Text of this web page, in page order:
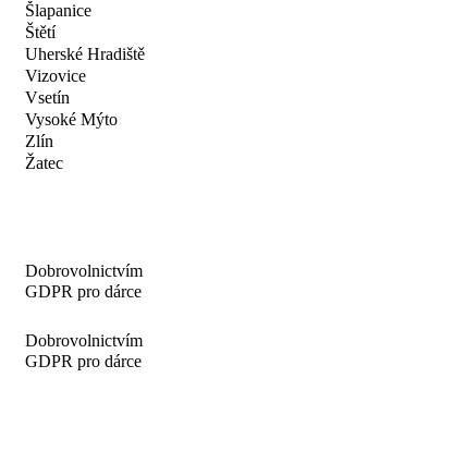
Šlapanice
Štětí
Uherské Hradiště
Vizovice
Vsetín
Vysoké Mýto
Zlín
Žatec
Dobrovolnictvím
GDPR pro dárce
Dobrovolnictvím
GDPR pro dárce